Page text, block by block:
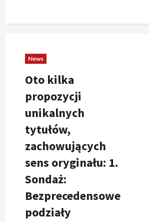
News
Oto kilka
propozycji
unikalnych
tytułów,
zachowujących
sens oryginału: 1.
Sondaż:
Bezprecedensowe
podziały